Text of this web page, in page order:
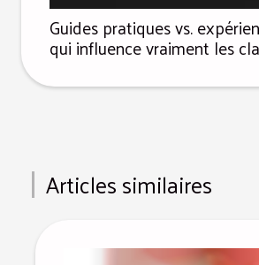
Guides pratiques vs.
qui influence vraiment les
Articles similaires